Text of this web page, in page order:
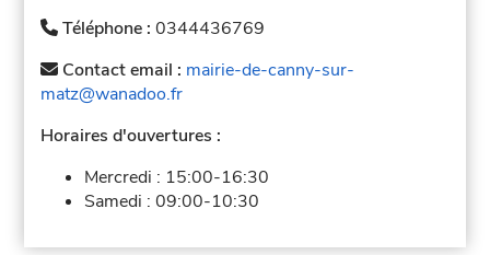
Téléphone :0344436769
Contact email : mairie-de-canny-sur-
matz@wanadoo.fr
Horaires d'ouvertures :
Mercredi : 15:00-16:30
Samedi :09:00-10:30